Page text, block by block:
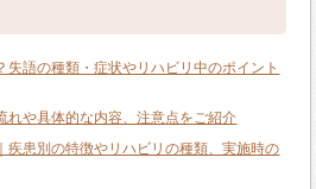
失語の種類・症状やリハビリ中のポイント
れや具体的な内容、注意点をご紹介
疾患別の特徴やリハビリの種類、実施時の